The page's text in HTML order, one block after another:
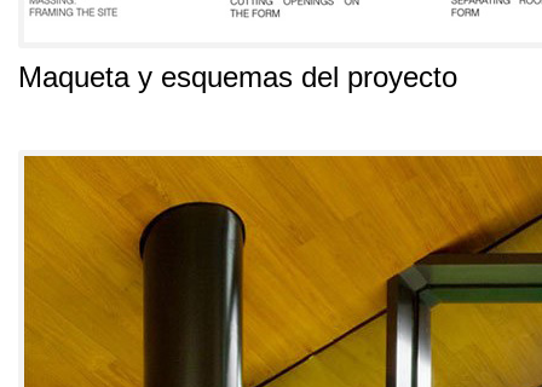
Maqueta y esquemas del proyecto